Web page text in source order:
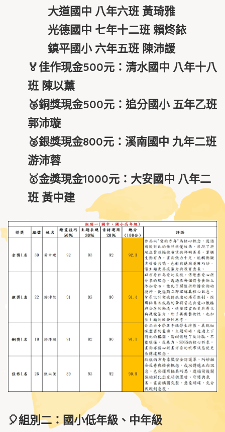
大道國中 八年六班 黃琦雅
光德國中 七年十二班 賴炵銥
鎮平國小 六年五班 陳沛諼
🏅佳作現金500元：清水國中 八年十八
班 陳以薰
🥉銅獎現金500元：追分國小 五年乙班
郭沛璇
🥈銀獎現金800元：溪南國中 九年二班
游沛蓉
🥇金獎現金1000元：大安國中 八年二
班 黃中建
🎈組別二：國小低年級、中年級